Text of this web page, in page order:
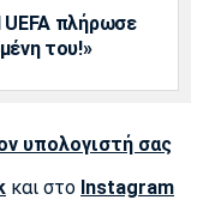
UEFA πλήρωσε
του!»
υπολογιστή σας
και στο Instagram